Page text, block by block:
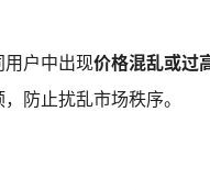
用户中出现价格混乱或过
防止扰乱市场秩序。